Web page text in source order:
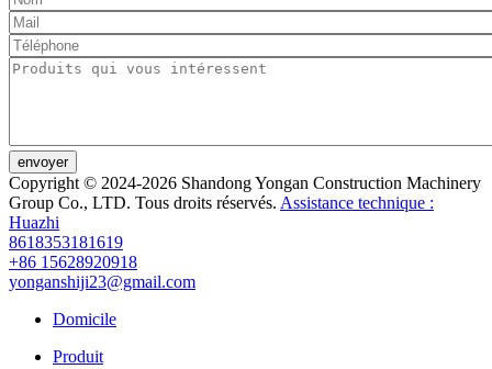
envoyer
Copyright © 2024-2026 Shandong Yongan Construction Machinery
Group Co., LTD. Tous droits réservés. Assistance technique :
Huazhi
8618353181619
+86 15628920918
yonganshiji23@gmail.com
Domicile
Produit